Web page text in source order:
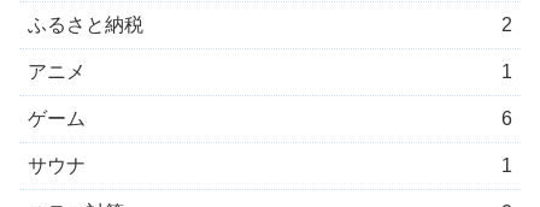
ふるさと納税 2
アニメ 1
ゲーム 6
サウナ 1